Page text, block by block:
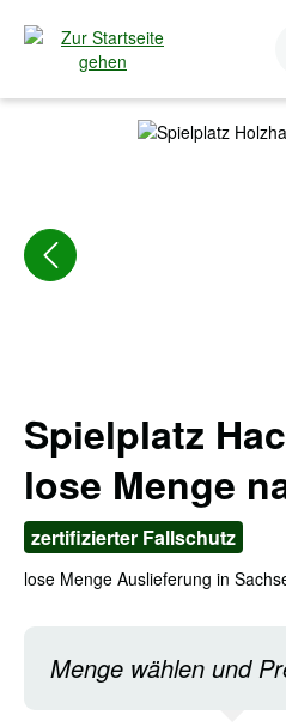
springen
Home Hackschnitzel
Bildergalerie überspringen
Spielplatz
lose Menge
zertifizierter Fallschutz
lose Menge Auslieferung in
Menge wählen und